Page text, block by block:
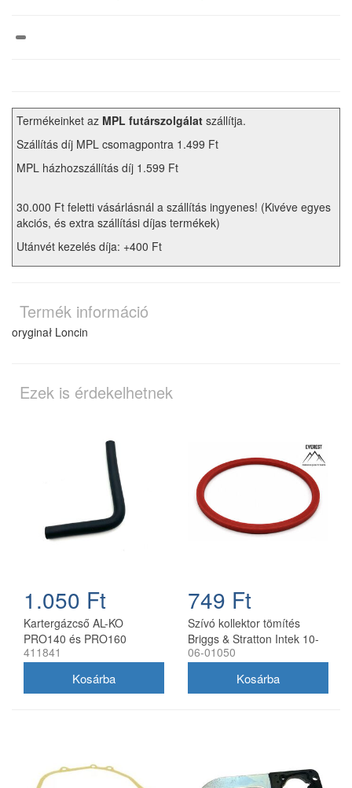
Termékeinket az MPL futárszolgálat szállítja.
Szállítás díj MPL csomagpontra 1.499 Ft
MPL házhozszállítás díj 1.599 Ft
30.000 Ft feletti vásárlásnál a szállítás ingyenes! (Kivéve egyes
akciós, és extra szállítási díjas termékek)
Utánvét kezelés díja: +400 Ft
Termék információ
oryginał Loncin
Ezek is érdekelhetnek
1.050 Ft
Kartergázcső AL-KO
PRO140 és PRO160
motorokhoz
411841
749 Ft
Szívó kollektor tömítés
Briggs & Stratton Intek 10-
19 HP
06-01050